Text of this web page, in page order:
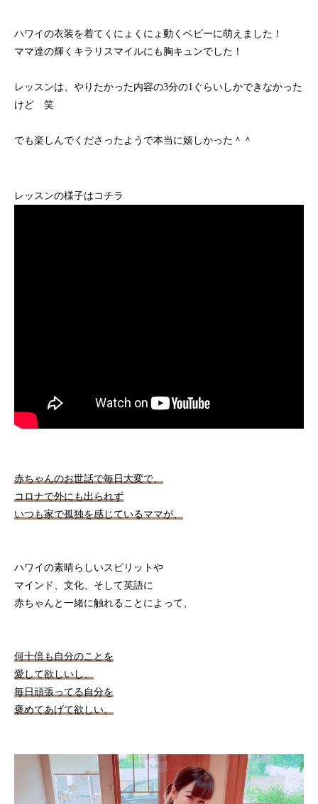
ハワイの衣装を着てくにょくにょ動くベビーに萌えました！
⁡ママ達の輝くキラリスマイルにも胸キュンでした！
⁡レッスンは、やりたかった内容の3分の1ぐらいしかできなかった
けど 笑
でも楽しんでくださったようで本当に嬉しかった＾＾
レッスンの様子はコチラ
赤ちゃんのお世話で毎日大変で、
コロナで外にも出られず
いつも家で孤独を感じているママが、
ハワイの素晴らしいスピリットや
マインド、文化、そして英語に
赤ちゃんと一緒に触れることによって、
何十倍も自分のことを
愛して欲しいし、
毎日頑張ってる自分を
褒めてあげて欲しい。